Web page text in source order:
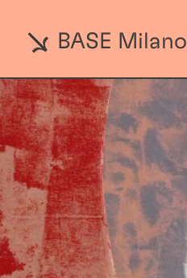
BASE Milano